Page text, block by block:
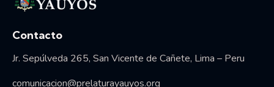
Vida consagrada
Contacto
Jr. Sepúlveda 265, San Vicente de Cañete, Lima – Peru
comunicacion@prelaturayauyos.org